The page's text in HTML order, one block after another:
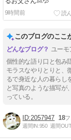
9時間前
このブログのここ
ユーモ
個性的な語り口と包み
モラスなやりとりと、
るで身近な人の暮らし
と写真のような描写が
っている。
2057947 18
週間IN:950 週間